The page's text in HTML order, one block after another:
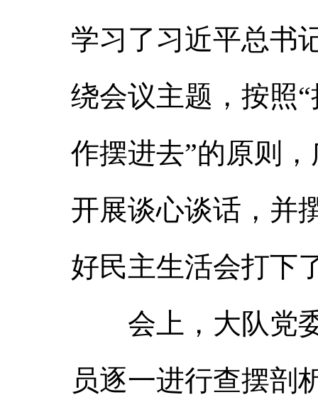
学习了习近平总书
绕会议主题，按照
作摆进去”的原则
开展谈心谈话，并
好民主生活会打下
会上，大队党委
员逐一进行查摆剖